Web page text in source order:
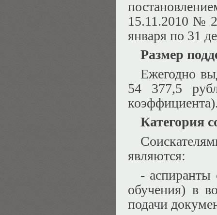
15.11.2010 №
января по 31
Размер
Ежегодно
54 377,5
Категория
являются:
- аспиранты
обучения) в
подачи